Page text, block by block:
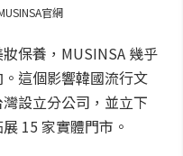
官網
保養，MUSINSA 幾乎
這個影響韓國流行文
設立分公司，並立下
15 家實體門市。